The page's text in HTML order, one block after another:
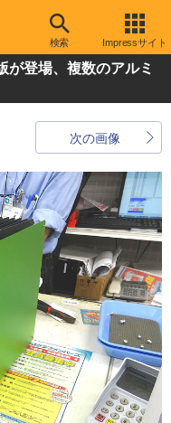
検索 Impressサイト
が登場、複数のアルミ
次の画像